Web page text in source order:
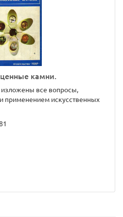
камни.
изложены все вопросы,
применением искусственных